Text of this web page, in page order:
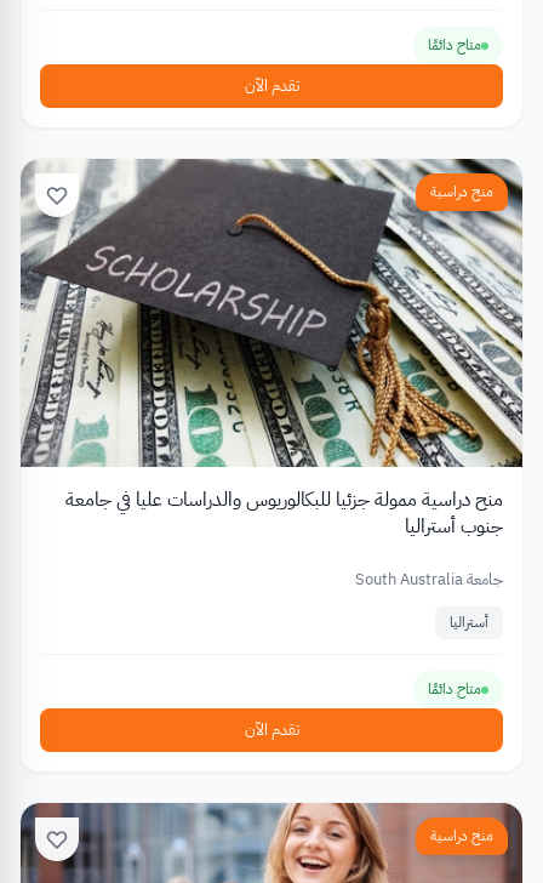
متاح دائمًا
تقدم الآن
منح دراسية
منح دراسية ممولة جزئيا للبكالوريوس والدراسات عليا في جامعة
جنوب أستراليا
جامعة South Australia
أستراليا
متاح دائمًا
تقدم الآن
منح دراسية